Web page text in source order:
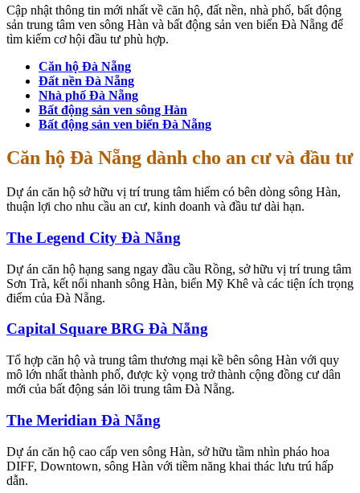
Cập nhật thông tin mới nhất về căn hộ, đất nền, nhà phố, bất động
sản trung tâm ven sông Hàn và bất động sản ven biển Đà Nẵng để
tìm kiếm cơ hội đầu tư phù hợp.
Căn hộ Đà Nẵng
Đất nền Đà Nẵng
Nhà phố Đà Nẵng
Bất động sản ven sông Hàn
Bất động sản ven biển Đà Nẵng
Căn hộ Đà Nẵng dành cho an cư và đầu tư
Dự án căn hộ sở hữu vị trí trung tâm hiếm có bên dòng sông Hàn,
thuận lợi cho nhu cầu an cư, kinh doanh và đầu tư dài hạn.
The Legend City Đà Nẵng
Dự án căn hộ hạng sang ngay đầu cầu Rồng, sở hữu vị trí trung tâm
Sơn Trà, kết nối nhanh sông Hàn, biển Mỹ Khê và các tiện ích trọng
điểm của Đà Nẵng.
Capital Square BRG Đà Nẵng
Tổ hợp căn hộ và trung tâm thương mại kề bên sông Hàn với quy
mô lớn nhất thành phố, được kỳ vọng trở thành cộng đồng cư dân
mới của bất động sản lõi trung tâm Đà Nẵng.
The Meridian Đà Nẵng
Dự án căn hộ cao cấp ven sông Hàn, sở hữu tầm nhìn pháo hoa
DIFF, Downtown, sông Hàn với tiềm năng khai thác lưu trú hấp
dẫn.